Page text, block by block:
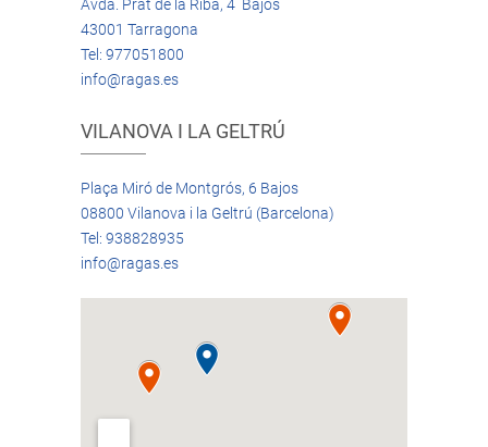
Avda. Prat de la Riba, 4 Bajos
43001 Tarragona
Tel: 977051800
info@ragas.es
VILANOVA I LA GELTRÚ
Plaça Miró de Montgrós, 6 Bajos
08800 Vilanova i la Geltrú (Barcelona)
Tel: 938828935
info@ragas.es